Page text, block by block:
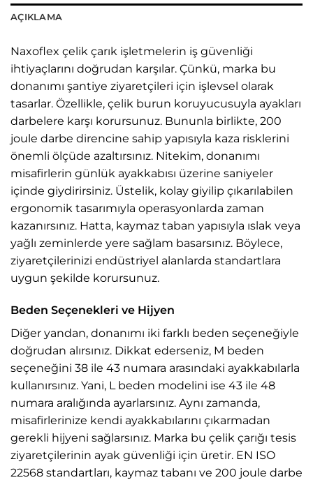
AÇIKLAMA
Naxoflex çelik çarık işletmelerin iş güvenliği
ihtiyaçlarını doğrudan karşılar. Çünkü, marka bu
donanımı şantiye ziyaretçileri için işlevsel olarak
tasarlar. Özellikle, çelik burun koruyucusuyla ayakları
darbelere karşı korursunuz. Bununla birlikte, 200
joule darbe direncine sahip yapısıyla kaza risklerini
önemli ölçüde azaltırsınız. Nitekim, donanımı
misafirlerin günlük ayakkabısı üzerine saniyeler
içinde giydirirsiniz. Üstelik, kolay giyilip çıkarılabilen
ergonomik tasarımıyla operasyonlarda zaman
kazanırsınız. Hatta, kaymaz taban yapısıyla ıslak veya
yağlı zeminlerde yere sağlam basarsınız. Böylece,
ziyaretçilerinizi endüstriyel alanlarda standartlara
uygun şekilde korursunuz.
Beden Seçenekleri ve Hijyen
Diğer yandan, donanımı iki farklı beden seçeneğiyle
doğrudan alırsınız. Dikkat ederseniz, M beden
seçeneğini 38 ile 43 numara arasındaki ayakkabılarla
kullanırsınız. Yani, L beden modelini ise 43 ile 48
numara aralığında ayarlarsınız. Aynı zamanda,
misafirlerinize kendi ayakkabılarını çıkarmadan
gerekli hijyeni sağlarsınız. Marka bu çelik çarığı tesis
ziyaretçilerinin ayak güvenliği için üretir. EN ISO
22568 standartları, kaymaz tabanı ve 200 joule darbe